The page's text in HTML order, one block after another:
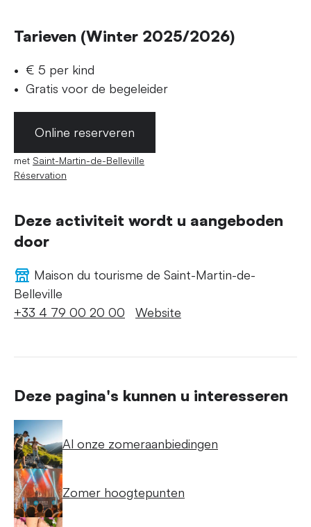
Tarieven (Winter 2025/2026)
€ 5 per kind
Gratis voor de begeleider
Online reserveren
met Saint-Martin-de-Belleville
Réservation
Deze activiteit wordt u aangeboden
door
Maison du tourisme de Saint-Martin-de-
Belleville
+33 4 79 00 20 00
Website
Deze pagina's kunnen u interesseren
Al onze zomeraanbiedingen
Zomer hoogtepunten